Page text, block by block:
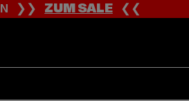
❯❯ZUM SALE❮❮